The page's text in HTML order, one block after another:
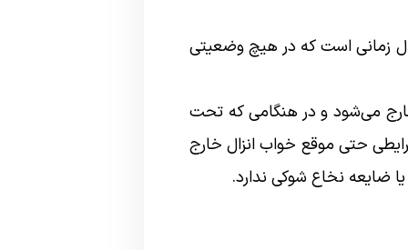
زمانی است که در هیچ وضعیتی
می‌شود و در هنگامی که تحت
حتی موقع خواب انزال خارج